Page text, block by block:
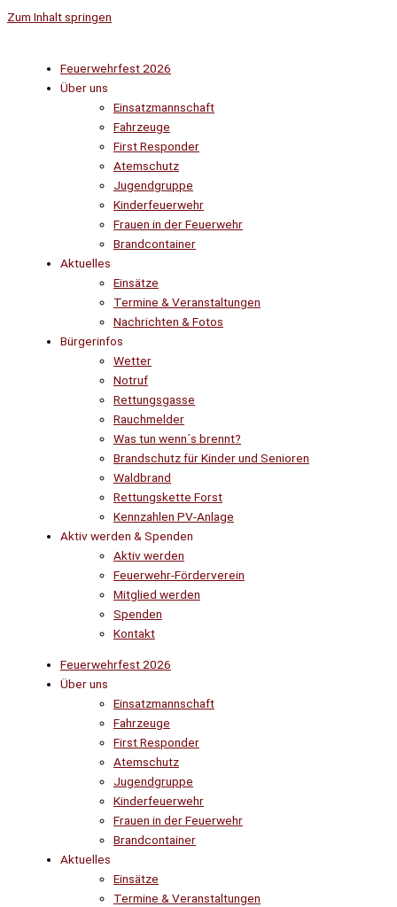
Zum Inhalt springen
Feuerwehrfest 2026
Über uns
Einsatzmannschaft
Fahrzeuge
First Responder
Atemschutz
Jugendgruppe
Kinderfeuerwehr
Frauen in der Feuerwehr
Brandcontainer
Aktuelles
Einsätze
Termine & Veranstaltungen
Nachrichten & Fotos
Bürgerinfos
Wetter
Notruf
Rettungsgasse
Rauchmelder
Was tun wenn´s brennt?
Brandschutz für Kinder und Senioren
Waldbrand
Rettungskette Forst
Kennzahlen PV-Anlage
Aktiv werden & Spenden
Aktiv werden
Feuerwehr-Förderverein
Mitglied werden
Spenden
Kontakt
Feuerwehrfest 2026
Über uns
Einsatzmannschaft
Fahrzeuge
First Responder
Atemschutz
Jugendgruppe
Kinderfeuerwehr
Frauen in der Feuerwehr
Brandcontainer
Aktuelles
Einsätze
Termine & Veranstaltungen